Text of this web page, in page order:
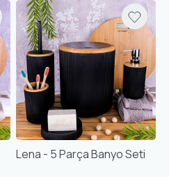
Lena - 5 Parça Banyo Seti